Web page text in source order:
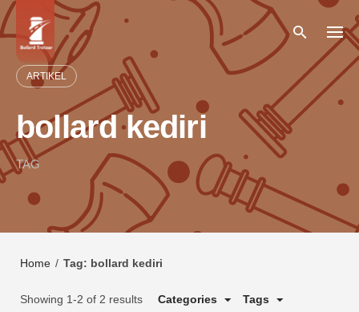
Skip
to
content
ARTIKEL
bollard kediri
TAG
Home / Tag: bollard kediri
Showing 1-2 of 2 results Categories Tags